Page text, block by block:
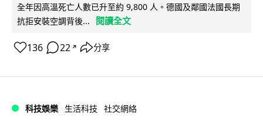
全年因高溫死亡人數已升至約 9,800 人。德國及鄰國法國長期
抗拒安裝空調背後...
閱讀全文
136 22 ↗ 分享
科技娛樂 生活科技 社交網絡